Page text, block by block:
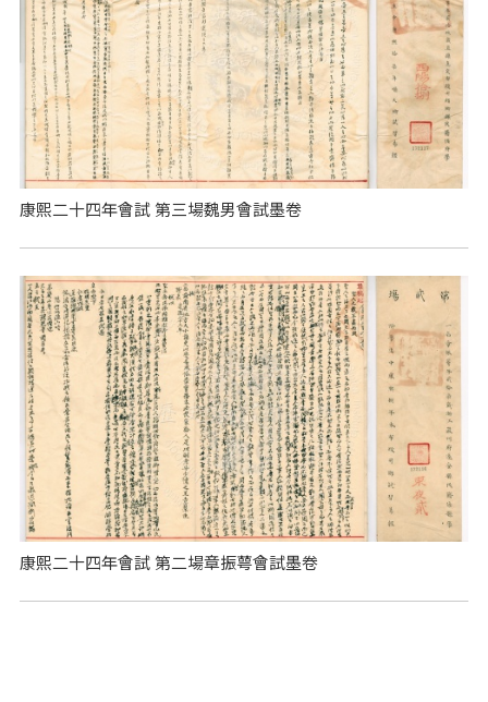
康熙二十四年會試 第三場魏男會試墨卷
康熙二十四年會試 第二場章振萼會試墨卷